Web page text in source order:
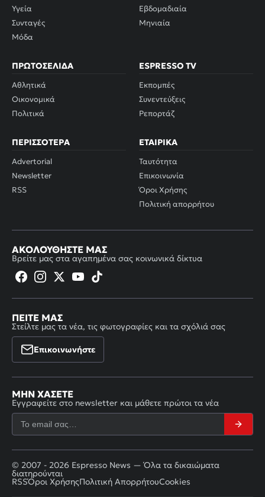
Υγεία
Συνταγές
Μόδα
Εβδομαδιαία
Μηνιαία
ΠΡΩΤΟΣΈΛΙΔΑ
Αθλητικά
Οικονομικά
Πολιτικά
ESPRESSO TV
Εκπομπές
Συνεντεύξεις
Ρεπορτάζ
ΠΕΡΙΣΣΌΤΕΡΑ
Advertorial
Newsletter
RSS
ΕΤΑΙΡΙΚΆ
Ταυτότητα
Επικοινωνία
Όροι Χρήσης
Πολιτική απορρήτου
ΑΚΟΛΟΥΘΉΣΤΕ ΜΑΣ
Βρείτε μας στα αγαπημένα σας κοινωνικά δίκτυα
ΠΕΊΤΕ ΜΑΣ
Στείλτε μας τα νέα, τις φωτογραφίες και τα σχόλιά σας
Επικοινωνήστε
ΜΗΝ ΧΆΣΕΤΕ
Εγγραφείτε στο newsletter και μάθετε πρώτοι τα νέα
© 2007 - 2026 Espresso News — Όλα τα δικαιώματα
διατηρούνται
RSSΌροι ΧρήσηςΠολιτική ΑπορρήτουCookies